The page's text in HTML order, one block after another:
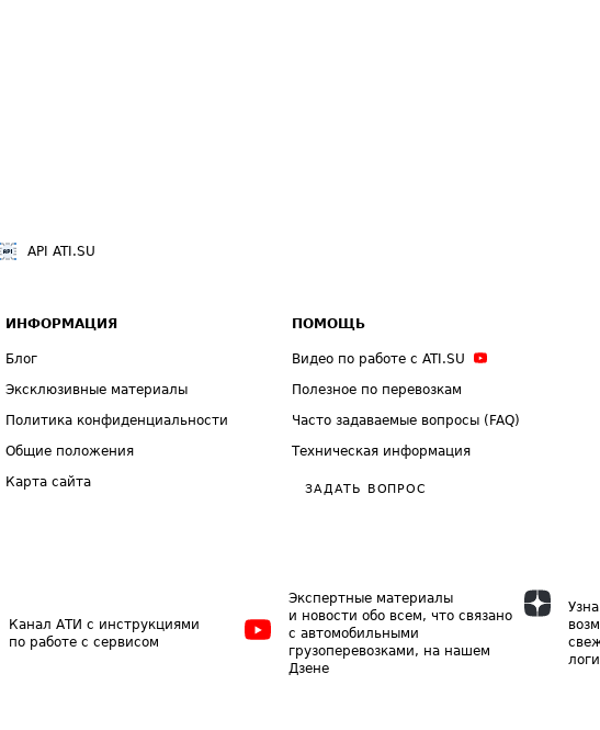
API ATI.SU
ИНФОРМАЦИЯ
Блог
Эксклюзивные материалы
Политика конфиденциальности
Общие положения
Карта сайта
ПОМОЩЬ
Видео по работе с ATI.SU
Полезное по перевозкам
Часто задаваемые вопросы (FAQ)
Техническая информация
ЗАДАТЬ ВОПРОС
Канал АТИ с инструкциями
по работе с сервисом
Экспертные материалы
и новости обо всем, что связано
с автомобильными
грузоперевозками, на нашем
Дзене